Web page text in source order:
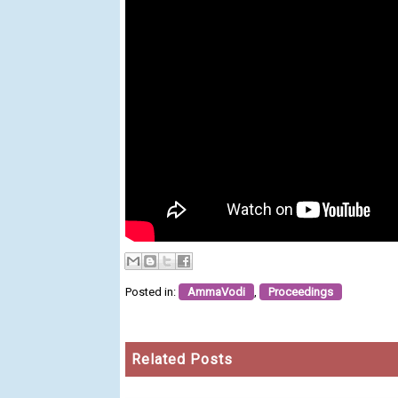
Posted in: AmmaVodi , Proceedings
Related Posts